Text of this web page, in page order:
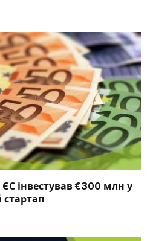
інвестував €300 млн у